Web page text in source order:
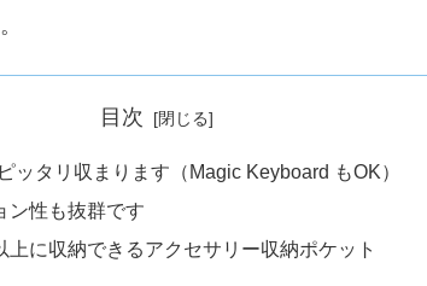
目次
ッタリ収まります（Magic Keyboard もOK）
ン性も抜群です
上に収納できるアクセサリー収納ポケット